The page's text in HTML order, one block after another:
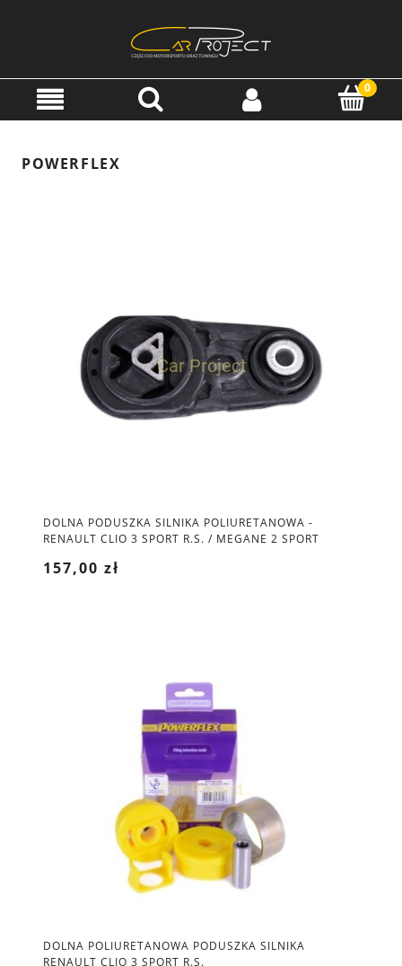
POWERFLEX
DOLNA PODUSZKA SILNIKA POLIURETANOWA -
RENAULT CLIO 3 SPORT R.S. / MEGANE 2 SPORT
157,00 zł
DOLNA POLIURETANOWA PODUSZKA SILNIKA
RENAULT CLIO 3 SPORT R.S.